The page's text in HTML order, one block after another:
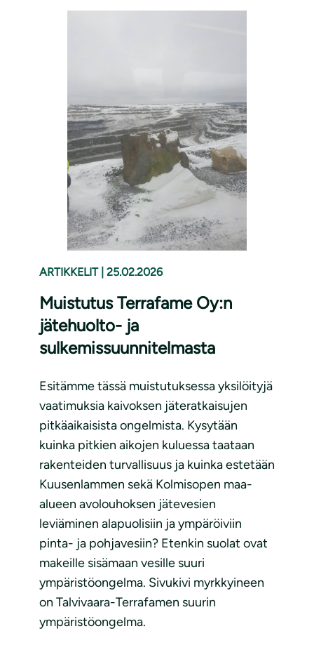
ARTIKKELIT 25.02.2026
Muistutus Terrafame Oy:n
jätehuolto- ja
sulkemissuunnitelmasta
Esitämme tässä muistutuksessa yksilöityjä
vaatimuksia kaivoksen jäteratkaisujen
pitkäaikaisista ongelmista. Kysytään
kuinka pitkien aikojen kuluessa taataan
rakenteiden turvallisuus ja kuinka estetään
Kuusenlammen sekä Kolmisopen maa-
alueen avolouhoksen jätevesien
leviäminen alapuolisiin ja ympäröiviin
pinta- ja pohjavesiin? Etenkin suolat ovat
makeille sisämaan vesille suuri
ympäristöongelma. Sivukivi myrkkyineen
on Talvivaara-Terrafamen suurin
ympäristöongelma.